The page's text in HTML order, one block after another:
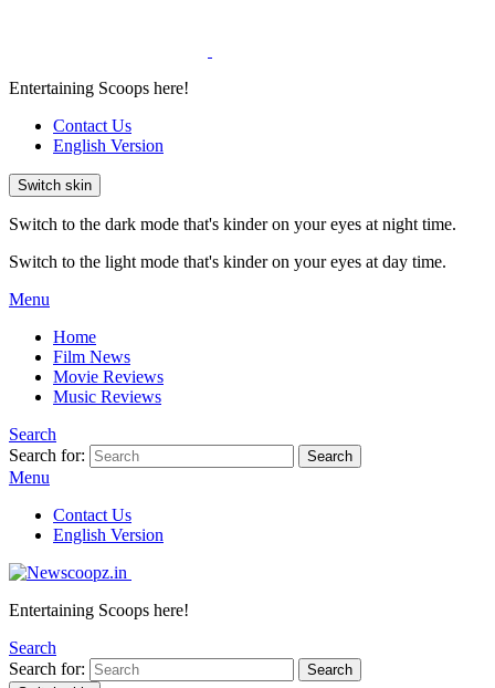
Entertaining Scoops here!
Contact Us
English Version
Switch skin
Switch to the dark mode that's kinder on your eyes at night time.
Switch to the light mode that's kinder on your eyes at day time.
Menu
Home
Film News
Movie Reviews
Music Reviews
Search
Search for:
Search
Menu
Contact Us
English Version
Entertaining Scoops here!
Search
Search for:
Search